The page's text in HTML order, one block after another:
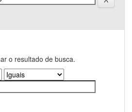
o resultado de busca.